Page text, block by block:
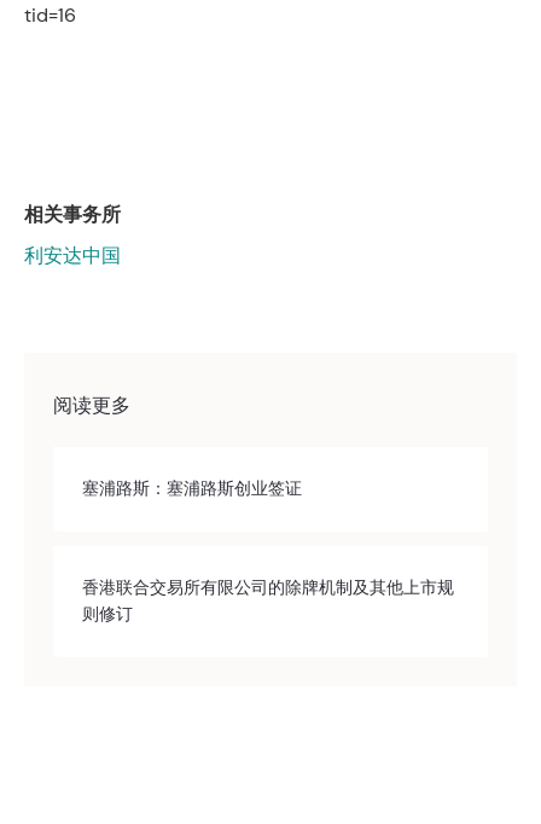
tid=16
相关事务所
利安达中国
阅读更多
塞浦路斯：塞浦路斯创业签证
香港联合交易所有限公司的除牌机制及其他上市规
则修订